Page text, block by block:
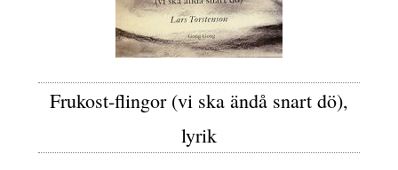
Frukost-flingor (vi ska ändå snart dö),
lyrik